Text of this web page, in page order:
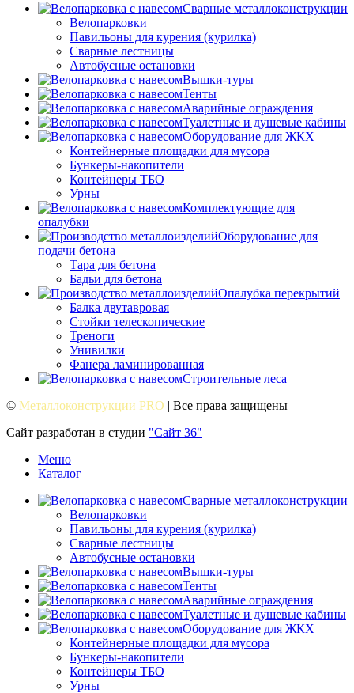
Сварные металлоконструкции
Велопарковки
Павильоны для курения (курилка)
Сварные лестницы
Автобусные остановки
Вышки-туры
Тенты
Аварийные ограждения
Туалетные и душевые кабины
Оборудование для ЖКХ
Контейнерные площадки для мусора
Бункеры-накопители
Контейнеры ТБО
Урны
Комплектующие для
опалубки
Оборудование для
подачи бетона
Тара для бетона
Бадьи для бетона
Опалубка перекрытий
Балка двутавровая
Стойки телескопические
Треноги
Унивилки
Фанера ламинированная
Строительные леса
© Металлоконструкции PRO | Все права защищены
Сайт разработан в студии "Сайт 36"
Меню
Каталог
Сварные металлоконструкции
Велопарковки
Павильоны для курения (курилка)
Сварные лестницы
Автобусные остановки
Вышки-туры
Тенты
Аварийные ограждения
Туалетные и душевые кабины
Оборудование для ЖКХ
Контейнерные площадки для мусора
Бункеры-накопители
Контейнеры ТБО
Урны